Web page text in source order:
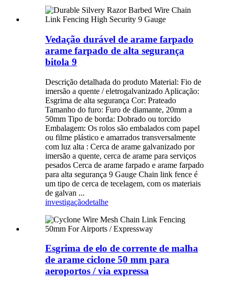
Vedação durável de arame farpado
arame farpado de alta segurança
bitola 9
Descrição detalhada do produto Material: Fio de
imersão a quente / eletrogalvanizado Aplicação:
Esgrima de alta segurança Cor: Prateado
Tamanho do furo: Furo de diamante, 20mm a
50mm Tipo de borda: Dobrado ou torcido
Embalagem: Os rolos são embalados com papel
ou filme plástico e amarrados transversalmente
com luz alta : Cerca de arame galvanizado por
imersão a quente, cerca de arame para serviços
pesados ​​Cerca de arame farpado e arame farpado
para alta segurança 9 Gauge Chain link fence é
um tipo de cerca de tecelagem, com os materiais
de galvan ...
investigaçãodetalhe
Esgrima de elo de corrente de malha
de arame ciclone 50 mm para
aeroportos / via expressa